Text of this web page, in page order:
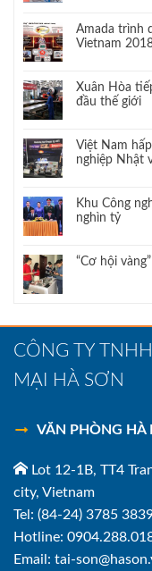
Amada trình
Vietnam
Xuân Hòa
đầu thế giới
Việt Nam
nghiệp Nhật
Khu Công
nghìn tỷ
“Cơ hội
CÔNG TY
MẠI HÀ SƠN
VĂN PHÒNG HÀ
Lot 12-1B, TT4
city, Vietnam
Tel: (84-24) 3785
Hotline:
Email: tai-